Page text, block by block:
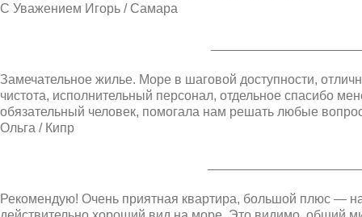
С Уважением Игорь / Самара
Замечательное жилье. Море в шаговой доступности,
чистота, исполнительный персонал, отдельное спасибо
обязательный человек, помогала нам решать любые
Ольга / Кипр
Рекомендую! Очень приятная квартира, большой плюс —